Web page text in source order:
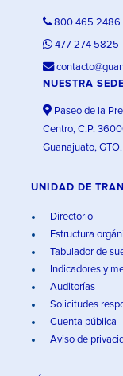
800 465 2486
477 274 5825
NUESTRA SEDE
Paseo de la
Centro, C.P.
Guanajuato, GTO.
UNIDAD DE
Directorio
Estructura
Tabulador de
Indicadores y
Auditorías
Solicitudes
Cuenta pública
Aviso de